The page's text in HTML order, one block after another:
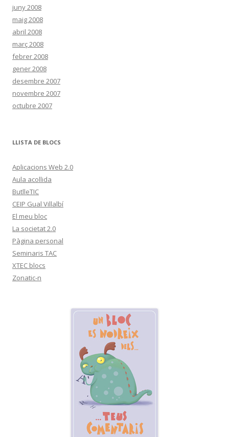
juny 2008
maig 2008
abril 2008
març 2008
febrer 2008
gener 2008
desembre 2007
novembre 2007
octubre 2007
LLISTA DE BLOCS
Aplicacions Web 2.0
Aula acollida
ButlleTIC
CEIP Gual Villalbí
El meu bloc
La societat 2.0
Pàgina personal
Seminaris TAC
XTEC blocs
Zonatic-n